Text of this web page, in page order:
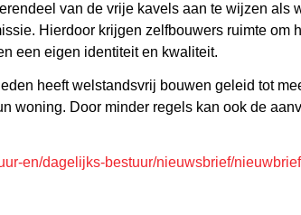
van de vrije kavels aan te wijzen
Hierdoor krijgen zelfbouwers ruimte om
een eigen identiteit en kwaliteit.
heeft welstandsvrij bouwen geleid tot
woning. Door minder regels kan ook de
en/dagelijks-bestuur/nieuwsbrief/